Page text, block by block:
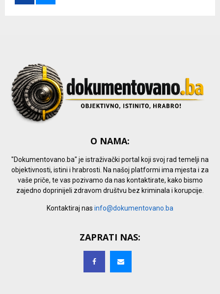
r
O NAMA:
"Dokumentovano.ba" je istraživački portal koji svoj rad temelji na
objektivnosti, istini i hrabrosti. Na našoj platformi ima mjesta i za
vaše priče, te vas pozivamo da nas kontaktirate, kako bismo
zajedno doprinijeli zdravom društvu bez kriminala i korupcije.
Kontaktiraj nas info@dokumentovano.ba
ZAPRATI NAS: